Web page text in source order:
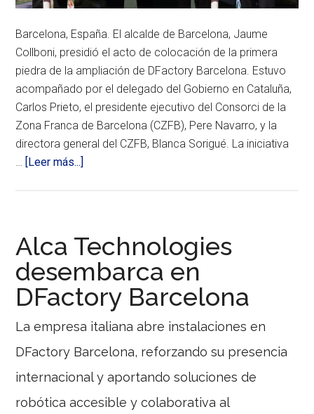
París.
certificación
OCDE
y
el
proyecto
DFactory
consolidan
a
Barcelona
como
Barcelona, España. El alcalde de Barcelona, Jaume
Collboni, presidió el acto de colocación de la primera
piedra de la ampliación de DFactory Barcelona. Estuvo
acompañado por el delegado del Gobierno en Cataluña,
Carlos Prieto, el presidente ejecutivo del Consorci de la
Zona Franca de Barcelona (CZFB), Pere Navarro, y la
directora general del CZFB, Blanca Sorigué. La iniciativa
…
[Leer más...]
triplicará
su
superficie
y
consolidará
el
liderazgo
4.0
de
Alca Technologies
desembarca en
DFactory Barcelona
La empresa italiana abre instalaciones en
DFactory Barcelona, reforzando su presencia
internacional y aportando soluciones de
robótica accesible y colaborativa al